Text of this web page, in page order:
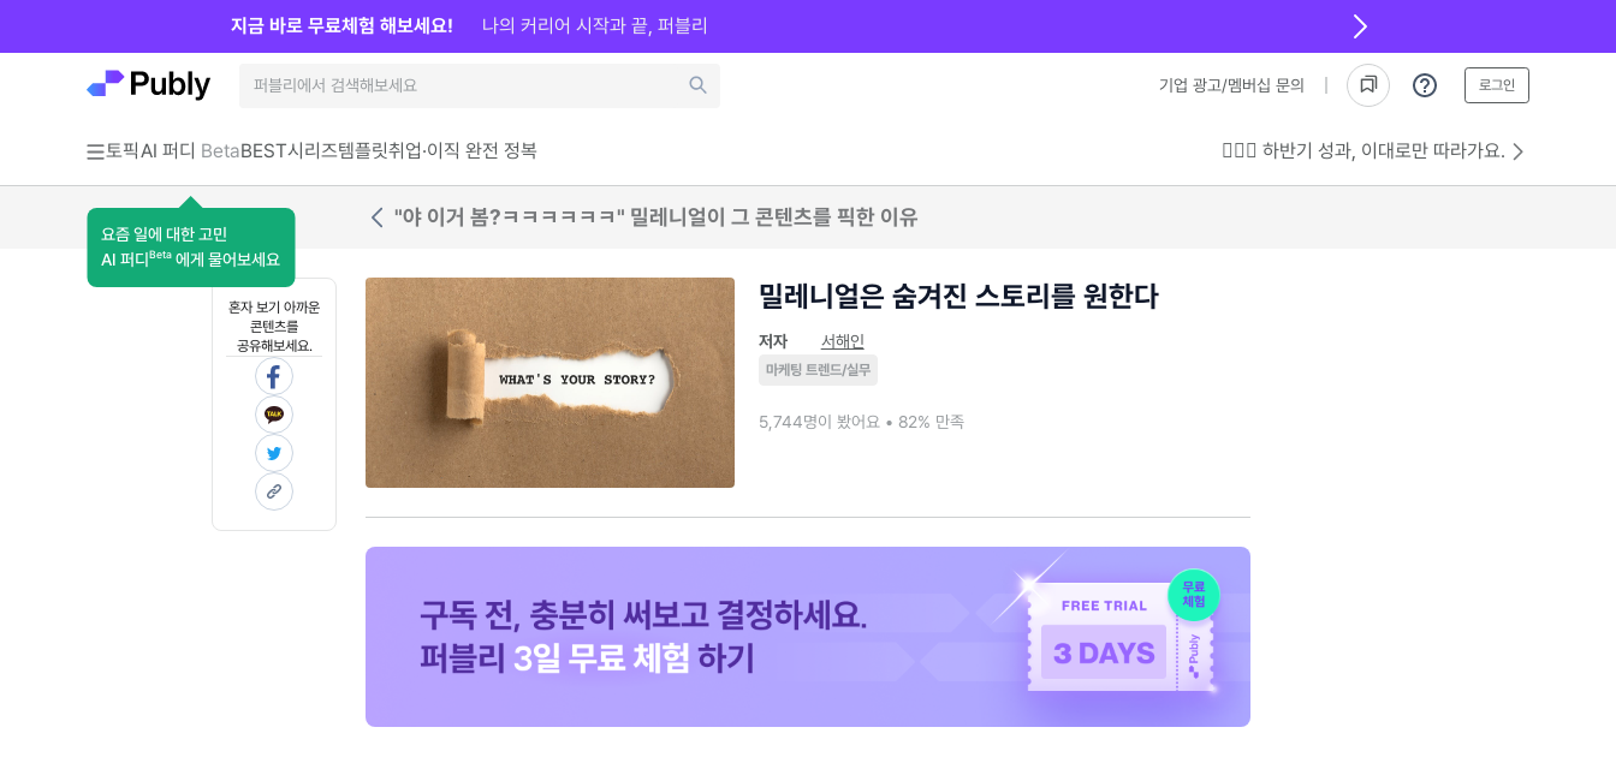
기업 광고/멤버십 문의 로그인
토픽AI 퍼디 Beta
요즘 일에 대한 고민
AI 퍼디 Beta 에게 물어보세요
BEST시리즈템플릿취업·이직 완전 정복 💁🏻‍♂️ 하반기 성과, 이대로만 따라가요.
지금 바로 무료체험 해보세요! 나의 커리어 시작과 끝, 퍼블리
"야 이거 봄?ㅋㅋㅋㅋㅋㅋ" 밀레니얼이 그 콘텐츠를 픽한 이유
혼자 보기 아까운
콘텐츠를
공유해보세요.
밀레니얼은 숨겨진 스토리를 원한다
저자 서해인
마케팅 트렌드/실무
5,744명이 봤어요 • 82% 만족